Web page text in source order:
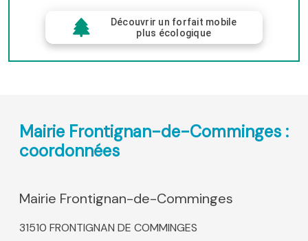
Découvrir un forfait mobile
plus écologique
Mairie Frontignan-de-Comminges :
coordonnées
Mairie Frontignan-de-Comminges
31510 FRONTIGNAN DE COMMINGES